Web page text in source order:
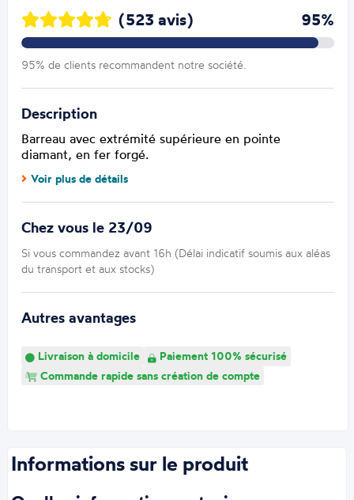
(523 avis) 95%
95% de clients recommandent notre société.
Description
Barreau avec extrémité supérieure en pointe
diamant, en fer forgé.
Voir plus de détails
Chez vous le 23/09
Si vous commandez avant 16h (Délai indicatif soumis aux aléas
du transport et aux stocks)
Autres avantages
Livraison à domicile
Paiement 100% sécurisé
Commande rapide sans création de compte
Informations sur le produit